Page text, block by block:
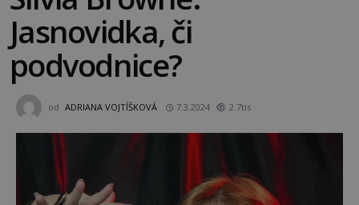
Jasnovidka, či
podvodnice?
od ADRIANA VOJTÍŠKOVÁ 7.3.2024 2.7tis